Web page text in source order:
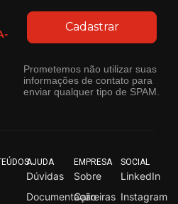
Cadastrar
Prometemos não utilizar suas
informações de contato para
enviar qualquer tipo de SPAM.
AJUDA
Dúvidas
Documentação
EMPRESA
Sobre
Carreiras
SOCIAL
LinkedIn
Instagram